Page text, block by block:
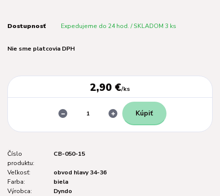
Dostupnosť Expedujeme do 24 hod. / SKLADOM 3 ks
Nie sme platcovia DPH
2,90 €/ks
Kúpiť
Číslo
produktu:
CB-050-15
Veľkosť:
obvod hlavy 34-36
Farba:
biela
Výrobca:
Dyndo